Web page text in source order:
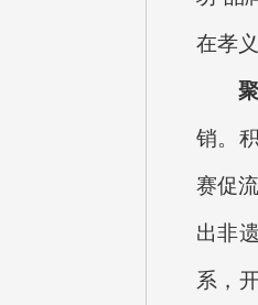
在孝
销。
赛促
出非
系，